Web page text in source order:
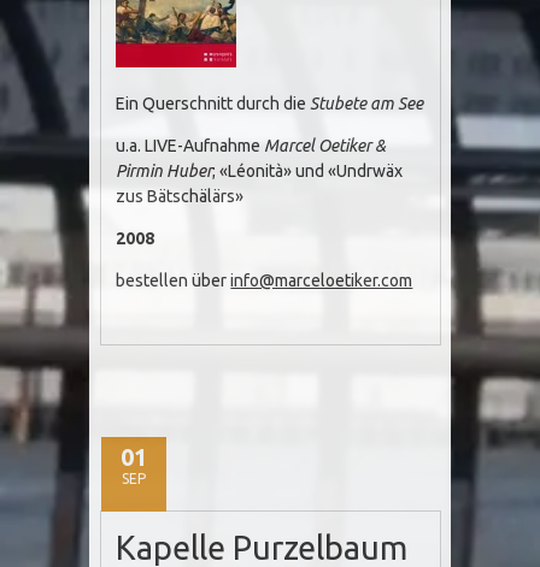
Ein Querschnitt durch die Stubete am See
u.a. LIVE-Aufnahme Marcel Oetiker &
Pirmin Huber; «Léonità» und «Undrwäx
zus Bätschälärs»
2008
bestellen überinfo@marceloetiker.com
01
SEP
Kapelle Purzelbaum